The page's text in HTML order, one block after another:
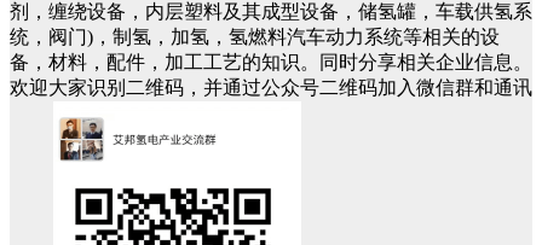
剂，缠绕设备，内层塑料及其成型设备，储氢罐，车载供氢系
统，阀门)，制氢，加氢，氢燃料汽车动力系统等相关的设
备，材料，配件，加工工艺的知识。同时分享相关企业信息。
欢迎大家识别二维码，并通过公众号二维码加入微信群和通讯